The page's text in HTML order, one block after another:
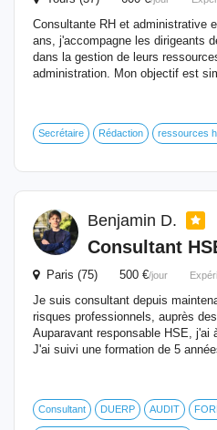
Consultante RH et administrative
ans, j'accompagne les dirigeants
dans la gestion de leurs
administration. Mon objectif est
Secrétaire Rédaction ressources
Benjamin D.
Consultant
Paris (75) 500 €/jour
Je suis consultant depuis
risques professionnels, auprès
Auparavant responsable HSE, j'ai
J'ai suivi une formation de 5
Consultant DUERP AUDIT